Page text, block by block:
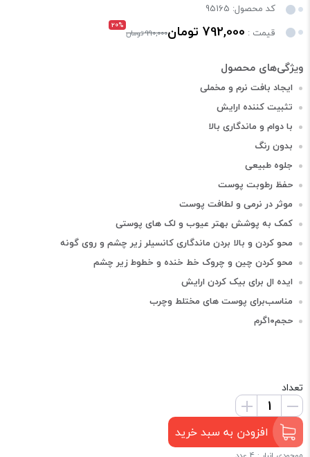
کد محصول: 95165
قیمت : 792,000 تومان 20%
990,000 تومان
ایجاد بافت نرم و مخملی
تثبیت کننده ارایش
با دوام و ماندگاری بالا
بدون رنگ
جلوه طبیعی
حفظ رطوبت پوست
موثر در نرمی و لطافت پوست
کمک به پوشش بهتر عیوب و لک های پوستی
محو کردن و بالا بردن ماندگاری کانسیلر زیر چشم و روی گونه
محو کردن چین و چروک خط خنده و خطوط زیر چشم
ایده ال برای بیک کردن ارایش
مناسب‌برای پوست های مختلط و‌چرب
حجم۱۰گرم
تعداد
افزودن به سبد خرید